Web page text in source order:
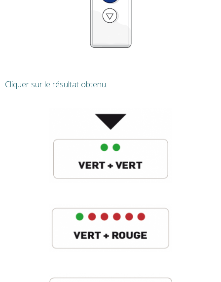
Cliquer sur le résultat obtenu.